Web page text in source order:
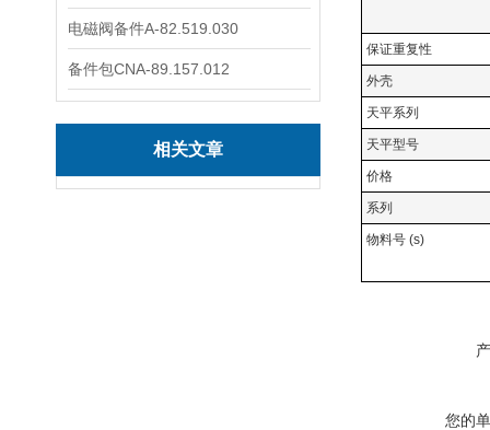
电磁阀备件A-82.519.030
备件包CNA-89.157.012
相关文章
保证重复性
外壳
天平系列
天平型号
价格
系列
物料号 (s)
您的